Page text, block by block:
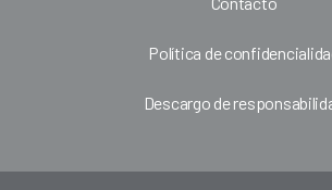
Política de
Descargo de